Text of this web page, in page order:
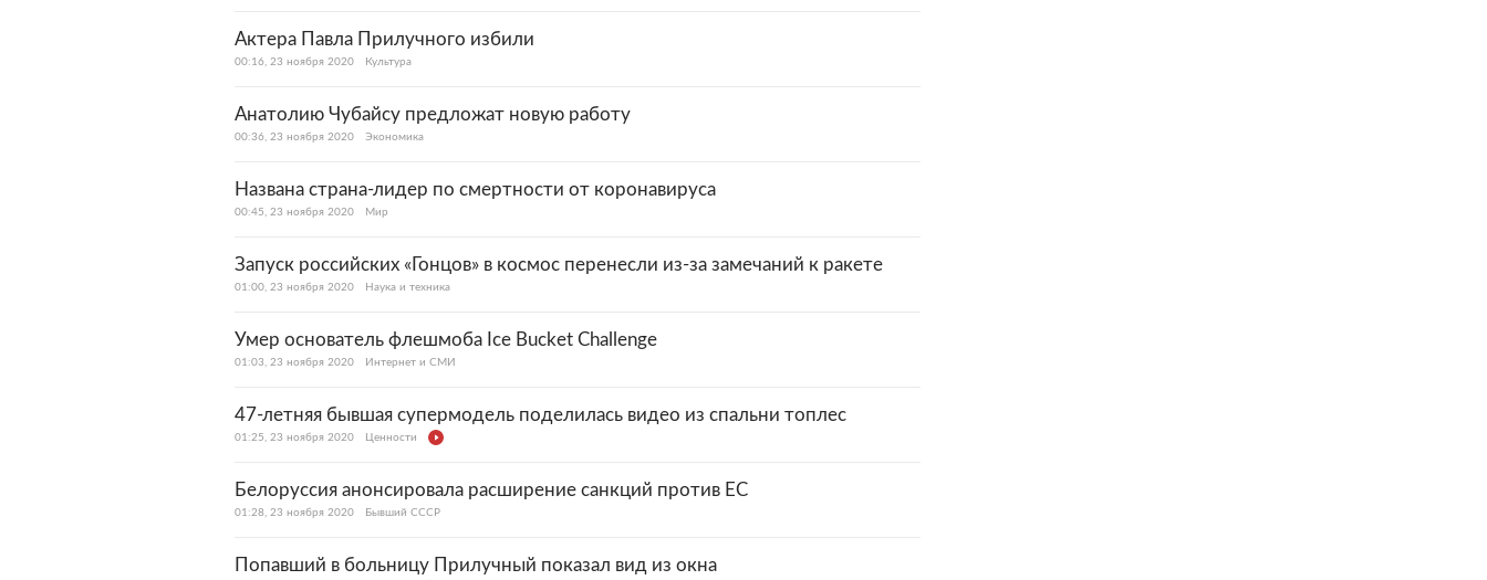
Актера Павла Прилучного избили
00:16, 23 ноября 2020 Культура
Анатолию Чубайсу предложат новую работу
00:36, 23 ноября 2020 Экономика
Названа страна-лидер по смертности от коронавируса
00:45, 23 ноября 2020 Мир
Запуск российских «Гонцов» в космос перенесли из-за замечаний к ракете
01:00, 23 ноября 2020 Наука и техника
Умер основатель флешмоба Ice Bucket Challenge
01:03, 23 ноября 2020 Интернет и СМИ
47-летняя бывшая супермодель поделилась видео из спальни топлес
01:25, 23 ноября 2020 Ценности
Белоруссия анонсировала расширение санкций против ЕС
01:28, 23 ноября 2020 Бывший СССР
Попавший в больницу Прилучный показал вид из окна